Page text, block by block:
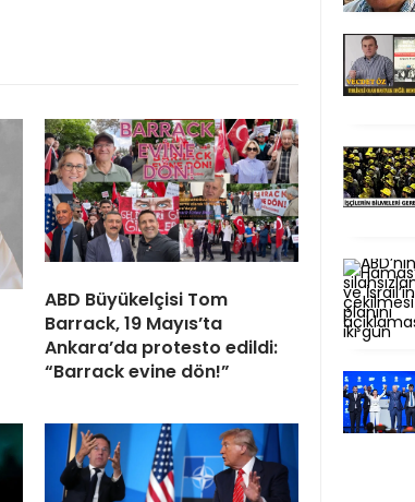
ABD Büyükelçisi Tom
Barrack, 19 Mayıs’ta
Ankara’da protesto edildi:
“Barrack evine dön!”